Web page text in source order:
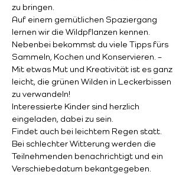
zu bringen.
Auf einem gemütlichen Spaziergang
lernen wir die Wildpflanzen kennen.
Nebenbei bekommst du viele Tipps fürs
Sammeln, Kochen und Konservieren. –
Mit etwas Mut und Kreativität ist es ganz
leicht, die grünen Wilden in Leckerbissen
zu verwandeln!
Interessierte Kinder sind herzlich
eingeladen, dabei zu sein.
Findet auch bei leichtem Regen statt.
Bei schlechter Witterung werden die
Teilnehmenden benachrichtigt und ein
Verschiebedatum bekantgegeben.